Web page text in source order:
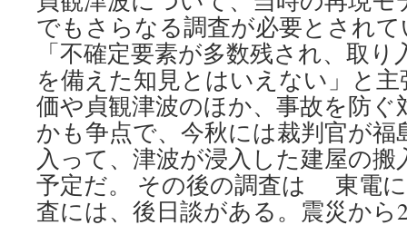
でもさらなる調査が必要とされ
「不確定要素が多数残され、取
を備えた知見とはいえない」と
価や貞観津波のほか、事故を防
かも争点で、今秋には裁判官が福
入って、津波が浸入した建屋の
予定だ。 その後の調査は 東電
査には、後日談がある。震災から